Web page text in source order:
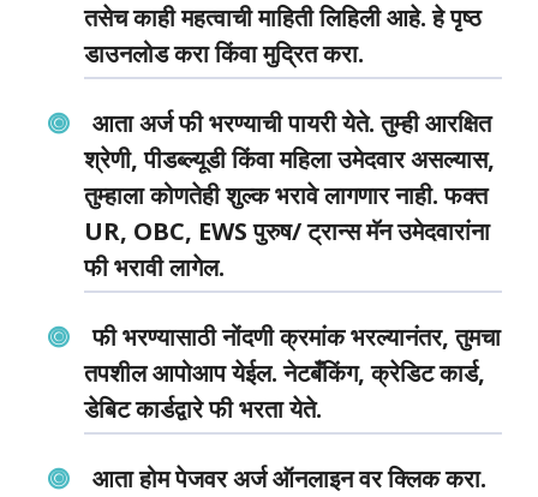
तसेच काही महत्वाची माहिती लिहिली आहे. हे पृष्ठ
डाउनलोड करा किंवा मुद्रित करा.
आता अर्ज फी भरण्याची पायरी येते. तुम्ही आरक्षित
श्रेणी, पीडब्ल्यूडी किंवा महिला उमेदवार असल्यास,
तुम्हाला कोणतेही शुल्क भरावे लागणार नाही. फक्त
UR, OBC, EWS पुरुष/ ट्रान्स मॅन उमेदवारांना
फी भरावी लागेल.
फी भरण्यासाठी नोंदणी क्रमांक भरल्यानंतर, तुमचा
तपशील आपोआप येईल. नेटबँकिंग, क्रेडिट कार्ड,
डेबिट कार्डद्वारे फी भरता येते.
आता होम पेजवर अर्ज ऑनलाइन वर क्लिक करा.